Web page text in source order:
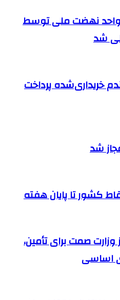
۳۹۰ هزار واحد نهضت ملی توسط
شد
گندم خریداری‌شده پرداخت
شد
کشور تا پایان هفته
صمت برای تأمین،
اساسی